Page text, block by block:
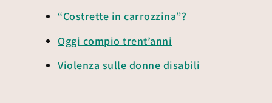
“Costrette in carrozzina”?
Oggi compio trent’anni
Violenza sulle donne disabili